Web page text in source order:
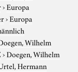
›Europa
›Europa
Wilhelm
›Doegen, Wilhelm
Hermann